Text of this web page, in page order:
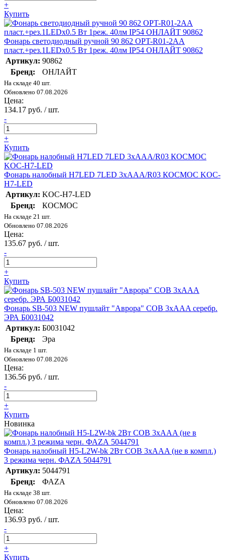
+
Купить
Фонарь светодиодный ручной 90 862 OPT-R01-2AA
пласт.+рез.1LEDх0.5 Вт 1реж. 40лм IP54 ОНЛАЙТ 90862
Артикул: 90862
Бренд:
ОНЛАЙТ
На складе 40 шт.
Обновлено 07.08.2026
Цена:
134.17 руб. / шт.
-
+
Купить
Фонарь налобный H7LED 7LED 3хAAA/R03 КОСМОС KOC-
H7-LED
Артикул: KOC-H7-LED
Бренд:
КОСМОС
На складе 21 шт.
Обновлено 07.08.2026
Цена:
135.67 руб. / шт.
-
+
Купить
Фонарь SB-503 NEW пушлайт "Аврора" COB 3хAAA серебр.
ЭРА Б0031042
Артикул: Б0031042
Бренд:
Эра
На складе 1 шт.
Обновлено 07.08.2026
Цена:
136.56 руб. / шт.
-
+
Купить
Новинка
Фонарь налобный H5-L2W-bk 2Вт COB 3хAAA (не в компл.)
3 режима черн. ФАZА 5044791
Артикул: 5044791
Бренд:
ФАZА
На складе 38 шт.
Обновлено 07.08.2026
Цена:
136.93 руб. / шт.
-
+
Купить